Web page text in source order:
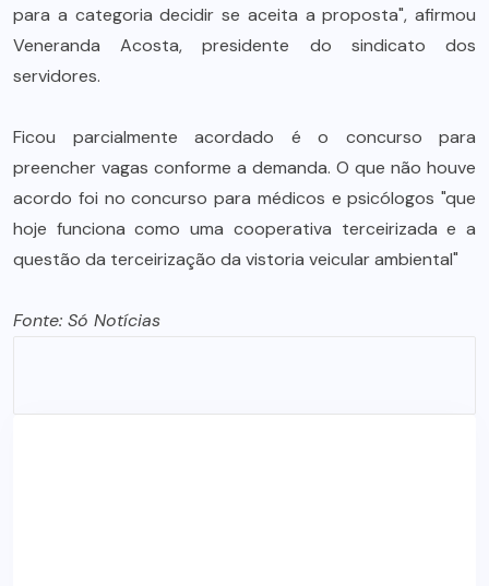
para a categoria decidir se aceita a proposta", afirmou
Veneranda Acosta, presidente do sindicato dos
servidores.
Ficou parcialmente acordado é o concurso para
preencher vagas conforme a demanda. O que não houve
acordo foi no concurso para médicos e psicólogos "que
hoje funciona como uma cooperativa terceirizada e a
questão da terceirização da vistoria veicular ambiental"
Fonte: Só Notícias